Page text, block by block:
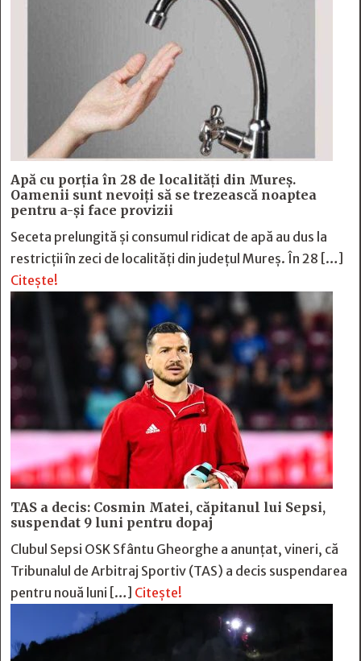
Apă cu porția în 28 de localități din Mureș.
Oamenii sunt nevoiți să se trezească noaptea
pentru a-și face provizii
Seceta prelungită și consumul ridicat de apă au dus la
restricții în zeci de localități din județul Mureș. În 28 […]
Citește!
TAS a decis: Cosmin Matei, căpitanul lui Sepsi,
suspendat 9 luni pentru dopaj
Clubul Sepsi OSK Sfântu Gheorghe a anunțat, vineri, că
Tribunalul de Arbitraj Sportiv (TAS) a decis suspendarea
pentru nouă luni […] Citește!